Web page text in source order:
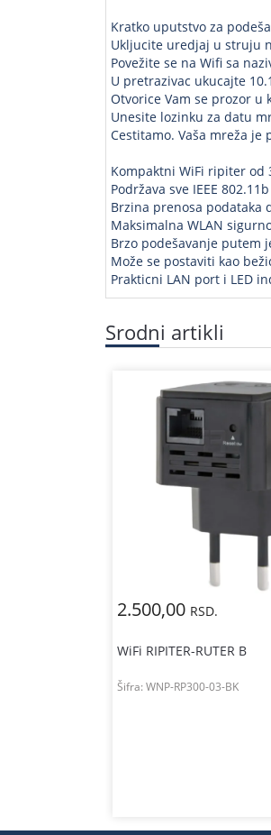
Kratko uputstvo za
Ukljucite uredjaj u struju
Povežite se na Wifi sa
U pretrazivac ukucajte
Otvorice Vam se prozor
Unesite lozinku za datu
Cestitamo. Vaša mreža
Kompaktni WiFi ripiter
Podržava sve IEEE
Brzina prenosa podataka
Maksimalna WLAN
Brzo podešavanje putem
Može se postaviti kao
Prakticni LAN port i LED
Srodni artikli
2.500,00 RSD.
WiFi RIPITER-RUTER B
Šifra:WNP-RP300-03-BK